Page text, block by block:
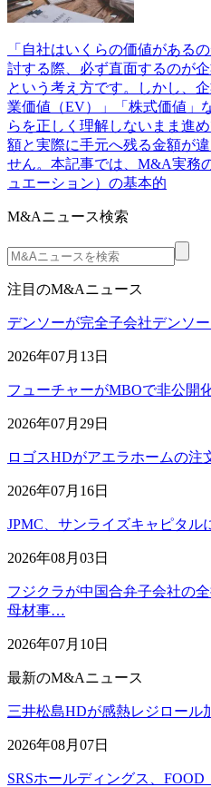
「自社はいくらの価値がある
討する際、必ず直面するのが
という考え方です。しかし、
業価値（EV）」「株式価値」
らを正しく理解しないまま進
額と実際に手元へ残る金額が
せん。本記事では、M&A実務
ュエーション）の基本的
M&Aニュース検索
注目のM&Aニュース
デンソーが完全子会社デンソ
2026年07月13日
フューチャーがMBOで非公開
2026年07月29日
ロゴスHDがアエラホームの注
2026年07月16日
JPMC、サンライズキャピタル
2026年08月03日
フジクラが中国合弁子会社の
母材事…
2026年07月10日
最新のM&Aニュース
三井松島HDが感熱レジロール
2026年08月07日
SRSホールディングス、